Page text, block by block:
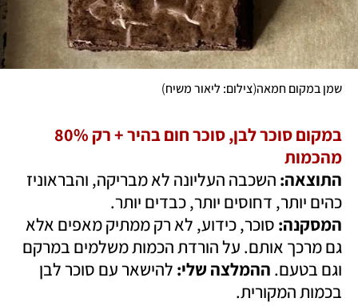
שמן במקום חמאה(צילום: ליאור משיח)
מהכמות
התוצאה:
כהים יותר, דחוסים יותר, כבדים יותר.
המסקנה:
וגם בטעם. ההמלצה שלי:
בכמות המקורית.